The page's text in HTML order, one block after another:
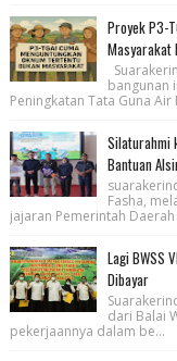
Proyek P3-
Masyarakat
bangunan
Peningkatan Tata Guna Air
Silaturahmi
Bantuan
Fasha,
jajaran Pemerintah Daerah
Lagi BWSS
Dibayar
dari Balai
pekerjaannya dalam be...